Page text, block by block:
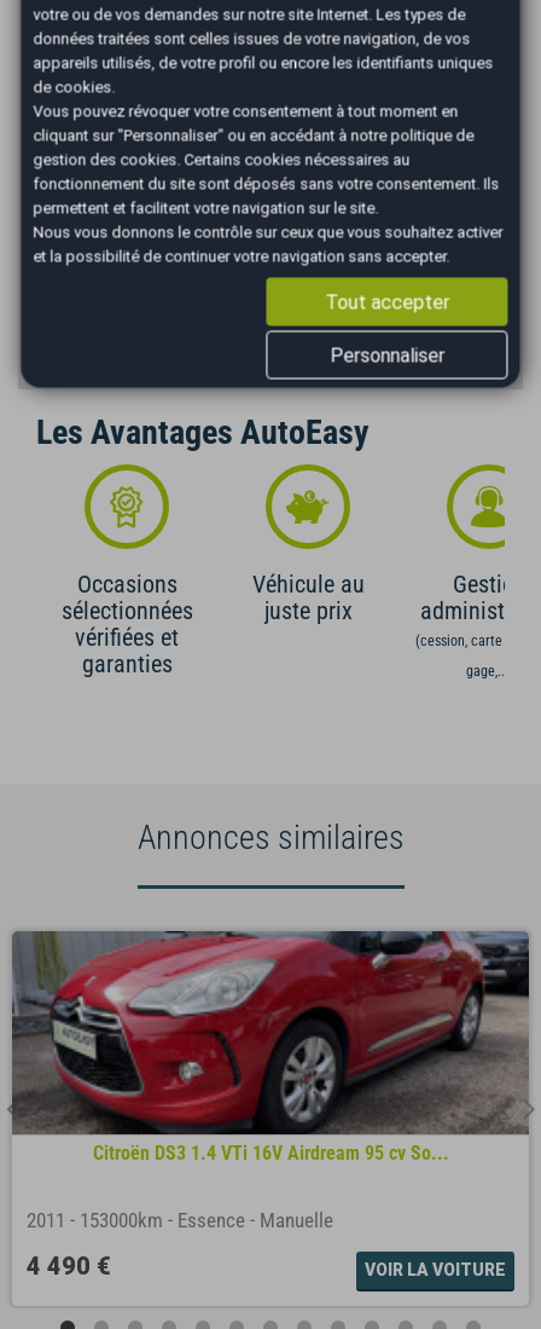
Durée
Mensualité :91,18€/mois*
Recevoir la simulation
*Un crédit vous engage et doit être remboursé. Vérifiez vos
données à titre indicatif et non contractuelles. Afin de respecter les
dispositions de l'article L331.-4 du code de la consommation.
Les Avantages AutoEasy
Occasions
sélectionnées
vérifiées et
garanties
Véhicule au
juste prix
Gestion
(cession, carte grise,
gage,...)
Annonces similaires
Citroën DS3 1.4 VTi 16V Airdream 95 cv So...
2011 - 153000km - Essence - Manuelle
4 490 € VOIR LA VOITURE
votre ou de vos demandes sur notre site Internet. Les types de
données traitées sont celles issues de votre navigation, de vos
appareils utilisés, de votre profil ou encore les identifiants uniques
de cookies.
Vous pouvez révoquer votre consentement à tout moment en
cliquant sur "Personnaliser" ou en accédant à notre politique de
gestion des cookies. Certains cookies nécessaires au
fonctionnement du site sont déposés sans votre consentement. Ils
permettent et facilitent votre navigation sur le site.
Nous vous donnons le contrôle sur ceux que vous souhaitez activer
et la possibilité de continuer votre navigation sans accepter.
Tout accepter
Personnaliser